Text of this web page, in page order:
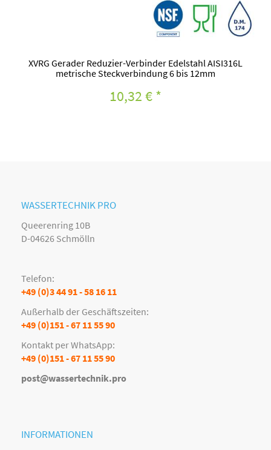
XVRG Gerader Reduzier-Verbinder Edelstahl AISI316L
metrische Steckverbindung 6 bis 12mm
10,32 €*
WASSERTECHNIK PRO
Queerenring 10B
D-04626 Schmölln
Telefon:
+49 (0)3 44 91 - 58 16 11
Außerhalb der Geschäftszeiten:
+49 (0)151 - 67 11 55 90
Kontakt per WhatsApp:
+49 (0)151 - 67 11 55 90
post@wassertechnik.pro
INFORMATIONEN